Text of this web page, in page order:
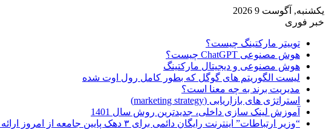
یکشنبه, آگوست 9 2026
خبر فوری
توییتر مارکتینگ چیست؟
هوش مصنوعی ChatGPT چیست؟
هوش مصنوعی و دیجیتال مارکتینگ
لیست الگوریتم های گوگل که بطور کامل رول اوت شده
مدیریت برند به چه معنا است؟
استراتژی های بازاریابی (marketing strategy)
آموزش لینک سازی داخلی، جدیدترین روش سال 1401
“وزیر ارتباطات” اینترنت رایگان دائمی برای ۳ دهک پایین جامعه از امروز ارائه شده